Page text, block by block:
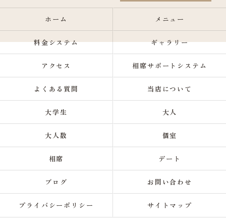
ホーム メニュー
料金システム ギャラリー
アクセス 相席サポートシステム
よくある質問 当店について
大学生 大人
大人数 個室
相席 デート
ブログ お問い合わせ
プライバシーポリシー サイトマップ